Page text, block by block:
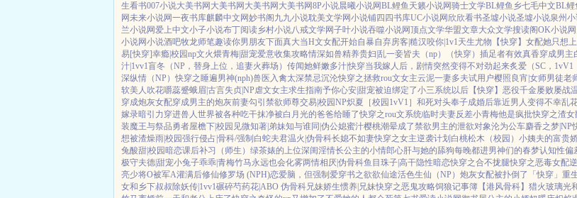
生看书007小说大美书网 大美书网 大美书网 大美书网8P小说晨曦小说网BL鲤鱼 天籁小说网骑士文学BL鲤鱼乡七毛中文BL鲤
网未来小说网一夜书库麒麟中文网妙书阁 九九小说耽美文学网小说铺四四书库UC小说网 欣欣看书圣墟小说圣墟小说泉州小
兰小说网爱上中文小子小说布丁阅读乡村小说八戒文学网子叶小说吞噬小说网顶点文学华盟文章大众文学搜读阁OK小说网
小说网小说酒吧牧龙师笔趣读你男朋友下面真大当H文女配开始自暴自弃房客|糙汉咬你|1v1天生尤物【快穿】 女配她只想
易[快穿]幸瘾|校园np文火煨青梅|甜宠爱意收集攻略情深如兽精养贵妇|乱一妾皆夫（np） （快穿）插足者有效真香穿成男主
汁|1vv1盲冬（NP，替身上位，追妻火葬场） 传闻她鲜嫩多汁|快穿当我嫁人后，剧情突然变得不对劲起来炙爱（SC，1vV1
深纵情（NP）快穿之睡遍男神(nph)兽医 入禽太深禁忌沉沦快穿之拯救rou文女主云泥一妻多夫试用户樱照良宵|女师男徒老
软美人 吹花嚼蕊蹙蛾眉|古言失贞|NP虐文女主求生指南予你心安|甜宠被迫绑定了小三系统以后【快穿】 恶役千金屡败屡战
穿成炮灰女配穿成男主的炮灰前妻勾引禁欲师尊交易|校园NP炽夏［校园1vV1］ 和死对头奉子成婚后靠近男人变得不幸乱
嫁录暗引力穿进兽人世界被各种吃干抹净被白月光的爸爸给睡了快穿之rou文系统临时夫妻反差小青梅他是疯批快穿之渣女
装魔王与祭品勇者屋檐下|校园 见微知著|弟妹知与谁同|伪公媳蜜汁樱桃潮晕成了禁欲男主的泄欲对象沦为公车麝香之梦|NP
想被渣燥雨|校园强行侵占|骨科/强制 白蛇夫君温火|伪骨科长媳不如妻快穿之女主逆袭计划 白桃松木（校园） 小姨夫的富贵
兔酸甜|校园暗恋课后补习（师生） 绿茶婊的上位深闺淫情长公主的小情郎心肝与她的舔狗每晚都进男神们的春梦认知性偏
极守夫德|甜宠小兔子乖乖|青梅竹马永远也会化雾两情相厌|伪骨科鱼目珠子|高干隐性暗恋快穿之合不拢腿快穿之恶毒女配
亮少将O被军A灌满后修仙修罗场 (NPH)恋爱脑，但强制爱穿书之欲欲仙途活色生仙（NP） 炮灰女配被扑倒了「快穿」 重
女和乡下叔叔除妖传|1vv1碾碎芍药花|ABO 伪骨科兄妹娇生惯养|兄妹快穿之恶鬼攻略饲狼记事簿 【港风骨科】猎火玻璃光